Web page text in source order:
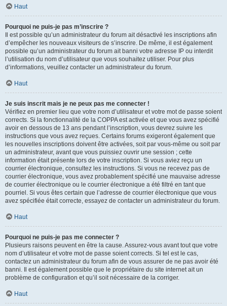
Haut
Pourquoi ne puis-je pas m’inscrire ?
Il est possible qu’un administrateur du forum ait désactivé les inscriptions afin
d’empêcher les nouveaux visiteurs de s’inscrire. De même, il est également
possible qu’un administrateur du forum ait banni votre adresse IP ou interdit
l’utilisation du nom d’utilisateur que vous souhaitez utiliser. Pour plus
d’informations, veuillez contacter un administrateur du forum.
Haut
Je suis inscrit mais je ne peux pas me connecter !
Vérifiez en premier lieu que votre nom d’utilisateur et votre mot de passe soient
corrects. Si la fonctionnalité de la COPPA est activée et que vous avez spécifié
avoir en dessous de 13 ans pendant l’inscription, vous devrez suivre les
instructions que vous avez reçues. Certains forums exigeront également que
les nouvelles inscriptions doivent être activées, soit par vous-même ou soit par
un administrateur, avant que vous puissiez ouvrir une session ; cette
information était présente lors de votre inscription. Si vous aviez reçu un
courrier électronique, consultez les instructions. Si vous ne recevez pas de
courrier électronique, vous avez probablement spécifié une mauvaise adresse
de courrier électronique ou le courrier électronique a été filtré en tant que
pourriel. Si vous êtes certain que l’adresse de courrier électronique que vous
avez spécifiée était correcte, essayez de contacter un administrateur du forum.
Haut
Pourquoi ne puis-je pas me connecter ?
Plusieurs raisons peuvent en être la cause. Assurez-vous avant tout que votre
nom d’utilisateur et votre mot de passe soient corrects. Si tel est le cas,
contactez un administrateur du forum afin de vous assurer de ne pas avoir été
banni. Il est également possible que le propriétaire du site internet ait un
problème de configuration et qu’il soit nécessaire de la corriger.
Haut